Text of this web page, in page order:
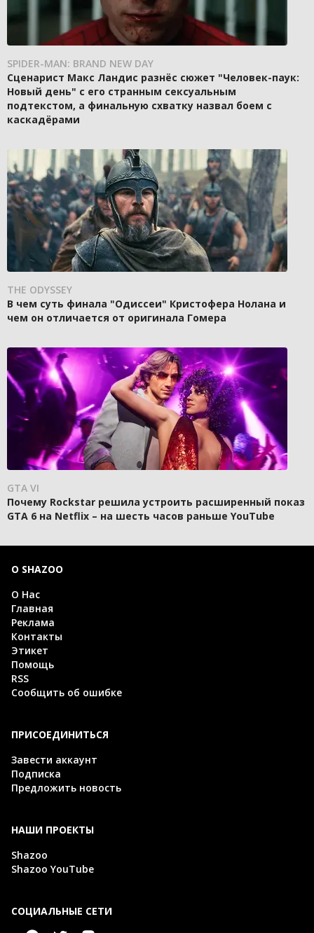
SPIDER-MAN: BRAND NEW DAY
Сценарист Макс Ландис разнёс сюжет "Человек-паук:
Новый день" с его странным сексуальным
подтекстом, а финальную схватку назвал боем с
каскадёрами
THE ODYSSEY
В чем суть финала "Одиссеи" Кристофера Нолана и
чем он отличается от оригинала Гомера
GTA VI
Почему Rockstar решила устроить расширенный показ
GTA 6 на Netflix – на шесть часов раньше YouTube
О SHAZOO
О Нас
Главная
Реклама
Контакты
Этикет
Помощь
RSS
Сообщить об ошибке
ПРИСОЕДИНИТЬСЯ
Завести аккаунт
Подписка
Предложить новость
НАШИ ПРОЕКТЫ
Shazoo
Shazoo YouTube
СОЦИАЛЬНЫЕ СЕТИ